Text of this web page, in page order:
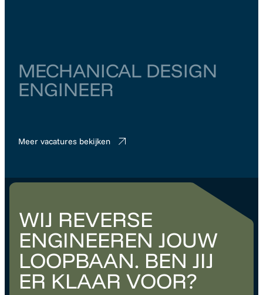
MECHANICAL DESIGN
ENGINEER
Meer vacatures bekijken
WIJ REVERSE
ENGINEEREN JOUW
LOOPBAAN. BEN JIJ
ER KLAAR VOOR?